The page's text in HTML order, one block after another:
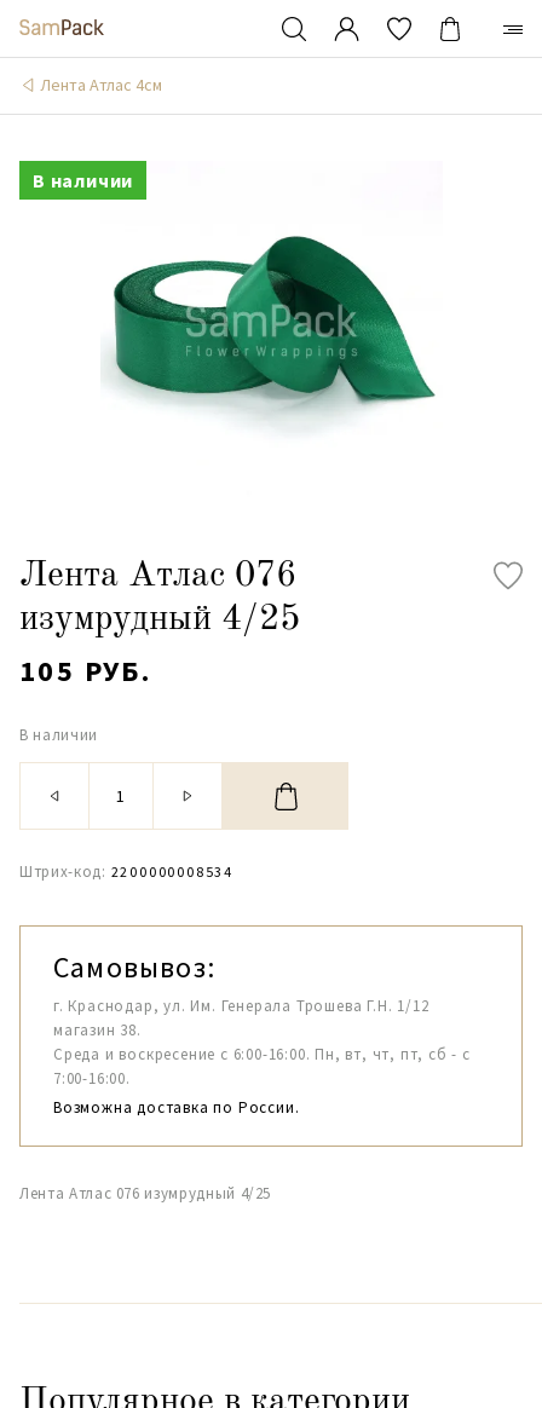
Лента Атлас 4см
В наличии
Лента Атлас 076
изумрудный 4/25
105 РУБ.
В наличии
Штрих-код: 2200000008534
Самовывоз:
г. Краснодар, ул. Им. Генерала Трошева Г.Н. 1/12
магазин 38.
Среда и воскресение с 6:00-16:00. Пн, вт, чт, пт, сб - с
7:00-16:00.
Возможна доставка по России.
Лента Атлас 076 изумрудный 4/25